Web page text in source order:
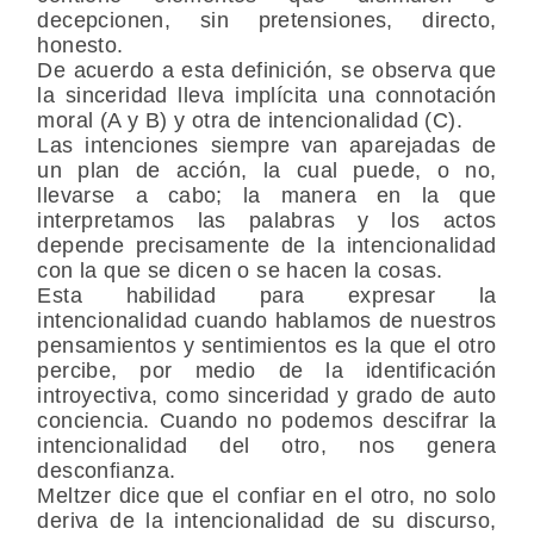
decepcionen, sin pretensiones, directo,
honesto.
De acuerdo a esta definición, se observa que
la sinceridad lleva implícita una connotación
moral (A y B) y otra de intencionalidad (C).
Las intenciones siempre van aparejadas de
un plan de acción, la cual puede, o no,
llevarse a cabo; la manera en la que
interpretamos las palabras y los actos
depende precisamente de la intencionalidad
con la que se dicen o se hacen la cosas.
Esta habilidad para expresar la
intencionalidad cuando hablamos de nuestros
pensamientos y sentimientos es la que el otro
percibe, por medio de la identificación
introyectiva, como sinceridad y grado de auto
conciencia. Cuando no podemos descifrar la
intencionalidad del otro, nos genera
desconfianza.
Meltzer dice que el confiar en el otro, no solo
deriva de la intencionalidad de su discurso,